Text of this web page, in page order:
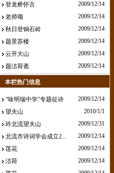
登龙桥怀古
2009/12/14
老师颂
2009/12/14
秋日登铜石岭
2009/12/14
题景苏楼
2009/12/14
云开大山
2009/12/14
题洁荷斋
2009/12/14
本栏热门信息
“咏明瑞中学”专题征诗
2009/12/14
望夫山
2010/1/1
吟北流望夫山
2009/12/31
北流市诗词学会成立2...
2009/12/14
莲花
2009/12/14
洁荷
2009/12/14